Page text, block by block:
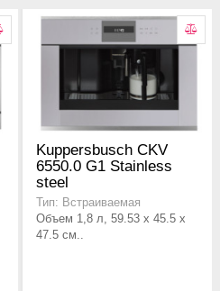
Kuppersbusch CKV
6550.0 G1 Stainless
steel
Тип: Встраиваемая
Объем 1,8 л, 59.53 x 45.5 x
47.5 см..